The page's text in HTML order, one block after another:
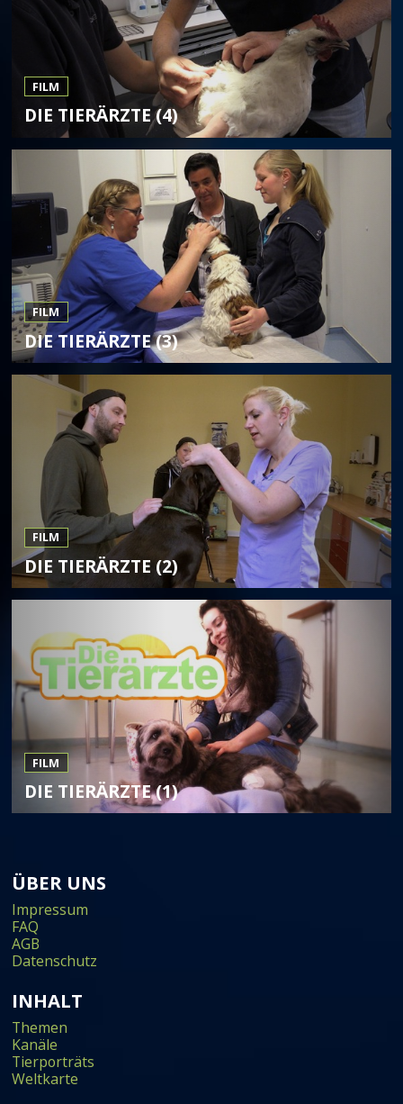
FILM
DIE TIERÄRZTE (4)
FILM
DIE TIERÄRZTE (3)
FILM
DIE TIERÄRZTE (2)
FILM
DIE TIERÄRZTE (1)
ÜBER UNS
Impressum
FAQ
AGB
Datenschutz
INHALT
Themen
Kanäle
Tierporträts
Weltkarte